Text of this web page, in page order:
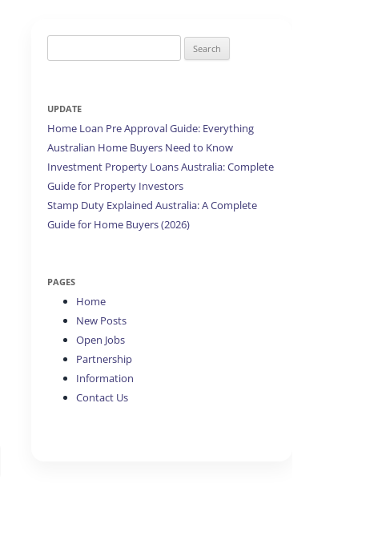
for:
UPDATE
Home Loan Pre Approval Guide: Everything
Australian Home Buyers Need to Know
Investment Property Loans Australia: Complete
Guide for Property Investors
Stamp Duty Explained Australia: A Complete
Guide for Home Buyers (2026)
PAGES
Home
New Posts
Open Jobs
Partnership
Information
Contact Us